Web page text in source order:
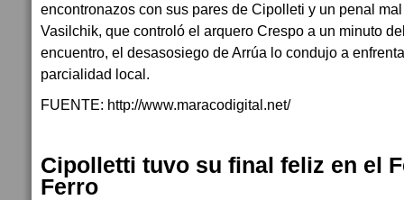
encontronazos con sus pares de Cipolleti y un penal
Vasilchik, que controló el arquero Crespo a un minuto
encuentro, el desasosiego de Arrúa lo condujo a
parcialidad local.
FUENTE: http://www.maracodigital.net/
Cipolletti tuvo su final feliz en el
Ferro